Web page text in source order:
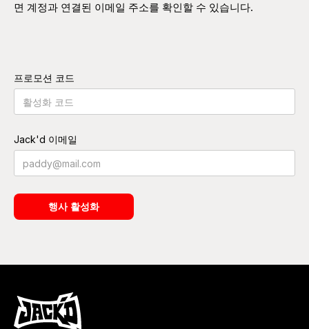
면 계정과 연결된 이메일 주소를 확인할 수 있습니다.
프로모션 코드
Jack'd 이메일